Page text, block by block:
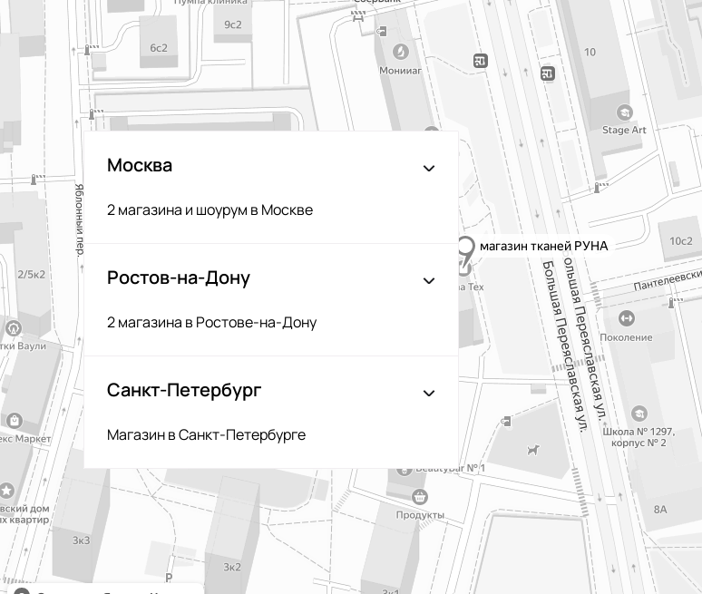
Москва
2 магазина и шоурум в Москве
Ростов-на-Дону
2 магазина в Ростове-на-Дону
Санкт-Петербург
Магазин в Санкт-Петербурге